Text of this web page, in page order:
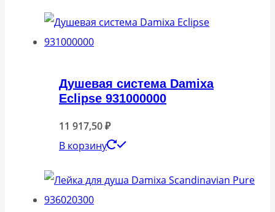
Душевая система Damixa
Eclipse 931000000
11 917,50₽
В корзину